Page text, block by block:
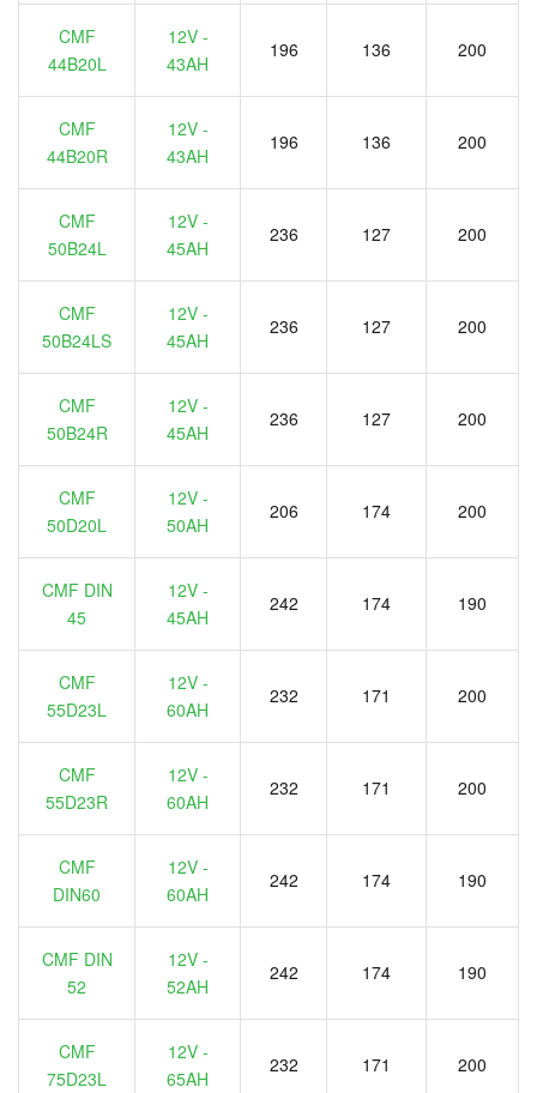
CMF
44B20L
12V -
43AH
196 136 200
CMF
44B20R
12V -
43AH
196 136 200
CMF
50B24L
12V -
45AH
236 127 200
CMF
50B24LS
12V -
45AH
236 127 200
CMF
50B24R
12V -
45AH
236 127 200
CMF
50D20L
12V -
50AH
206 174 200
CMF DIN
45
12V -
45AH
242 174 190
CMF
55D23L
12V -
60AH
232 171 200
CMF
55D23R
12V -
60AH
232 171 200
CMF
DIN60
12V -
60AH
242 174 190
CMF DIN
52
12V -
52AH
242 174 190
CMF
75D23L
12V -
65AH
232 171 200